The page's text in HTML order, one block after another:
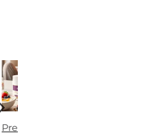
Prebióticos e